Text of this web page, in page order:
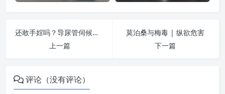
还敢手婬吗？导尿管伺候！ | 纵欲危害
上一篇
莫泊桑与梅毒 | 纵欲危害
下一篇
评论（没有评论）